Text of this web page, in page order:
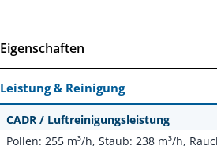
Eigenschaften
Leistung & Reinigung
CADR / Luftreinigungsleistung
Pollen: 255 m³/h, Staub: 238 m³/h,